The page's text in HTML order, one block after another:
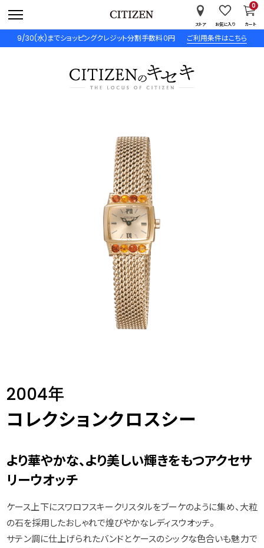
9/30(水)までショッピングクレジット分割手数料０円 ご利用条件はこちら
ストア お気に入り カート
0
2004年
コレクションクロスシー
より華やかな、より美しい輝きをもつアクセサ
リーウオッチ
ケース上下にスワロフスキークリスタルをブーケのように集め、大粒
の石を採用したおしゃれで煌びやかなレディスウオッチ。
サテン調に仕上げられたバンドとケースのシックな色合いも魅力で